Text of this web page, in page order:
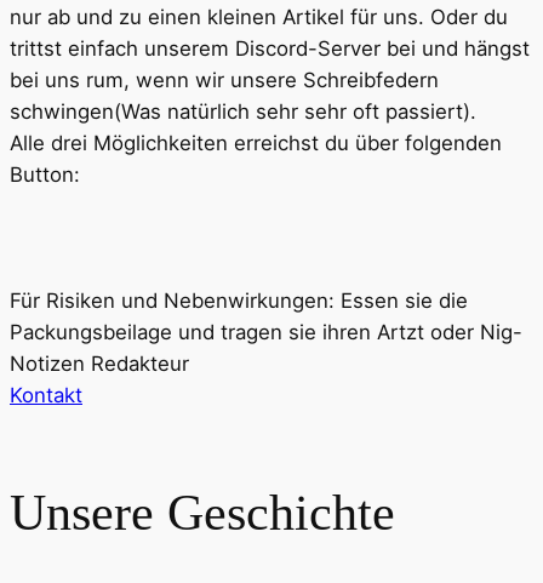
nur ab und zu einen kleinen Artikel für uns. Oder du
trittst einfach unserem Discord-Server bei und hängst
bei uns rum, wenn wir unsere Schreibfedern
schwingen(Was natürlich sehr sehr oft passiert).
Alle drei Möglichkeiten erreichst du über folgenden
Button:
Für Risiken und Nebenwirkungen: Essen sie die
Packungsbeilage und tragen sie ihren Artzt oder Nig-
Notizen Redakteur
Kontakt
Unsere Geschichte